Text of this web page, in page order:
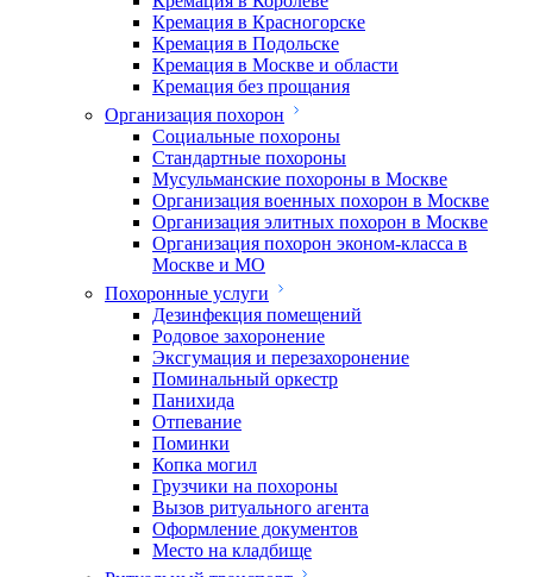
Кремация в Красногорске
Кремация в Подольске
Кремация в Москве и области
Кремация без прощания
Организация похорон
Социальные похороны
Стандартные похороны
Мусульманские похороны в Москве
Организация военных похорон в Москве
Организация элитных похорон в Москве
Организация похорон эконом-класса в
Москве и МО
Похоронные услуги
Дезинфекция помещений
Родовое захоронение
Эксгумация и перезахоронение
Поминальный оркестр
Панихида
Отпевание
Поминки
Копка могил
Грузчики на похороны
Вызов ритуального агента
Оформление документов
Место на кладбище